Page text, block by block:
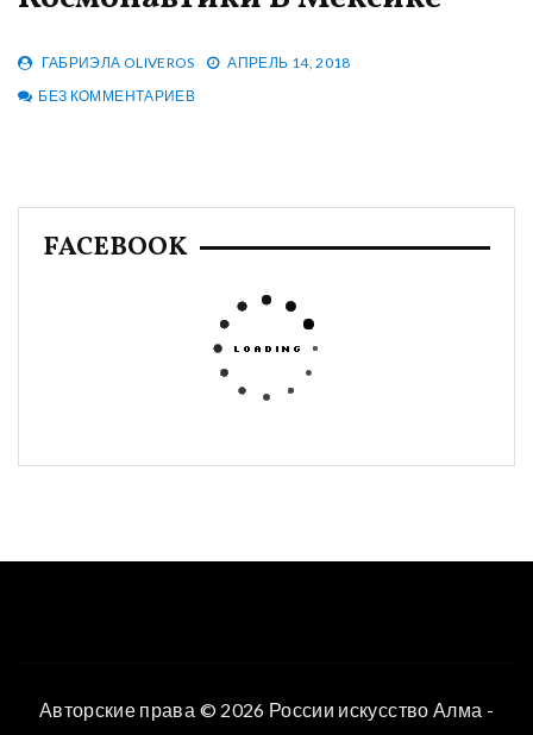
ГАБРИЭЛА OLIVEROS
АПРЕЛЬ 14, 2018
БЕЗ КОММЕНТАРИЕВ
FACEBOOK
Авторские права © 2026 России искусство Алма -